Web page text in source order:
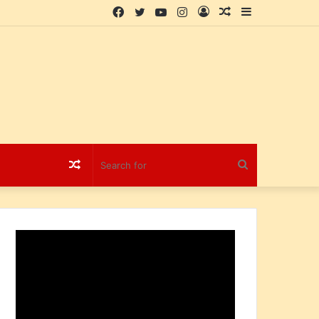
Sidebar
Random
Log
Instagram
YouTube
Twitter
Facebook
for
Random
Article